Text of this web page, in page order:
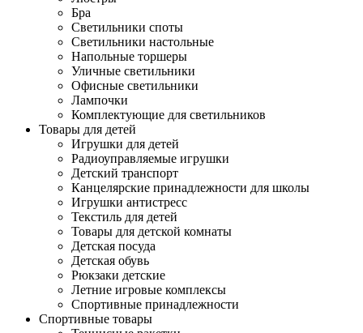
Бра
Светильники споты
Светильники настольные
Напольные торшеры
Уличные светильники
Офисные светильники
Лампочки
Комплектующие для светильников
Товары для детей
Игрушки для детей
Радиоуправляемые игрушки
Детский транспорт
Канцелярские принадлежности для школы
Игрушки антистресс
Текстиль для детей
Товары для детской комнаты
Детская посуда
Детская обувь
Рюкзаки детские
Летние игровые комплексы
Спортивные принадлежности
Спортивные товары